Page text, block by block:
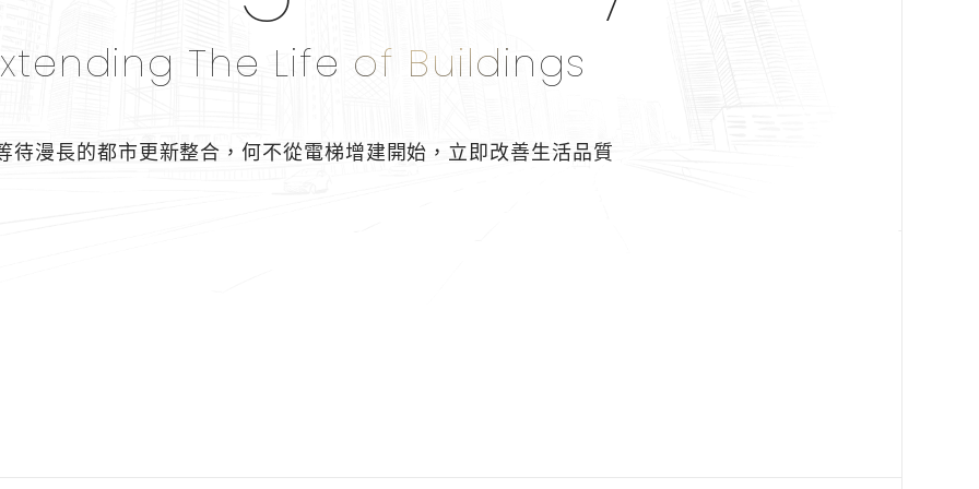
The Life of Buildings
待漫長的都市更新整合， 何不從電梯增建開始， 立即改善生活品質